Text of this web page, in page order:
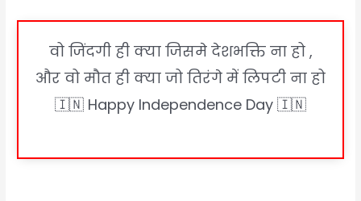
वो जिंदगी ही क्या जिसमे देशभक्ति ना हो ,
और वो मौत ही क्या जो तिरंगे में लिपटी ना हो
🇮🇳 Happy Independence Day 🇮🇳